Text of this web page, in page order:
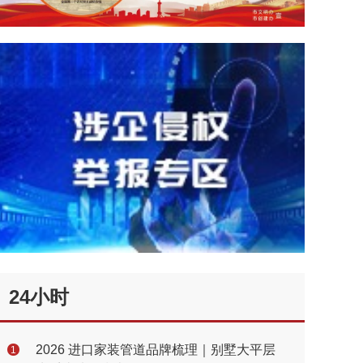
24小时
1
2026 进口家装管道品牌梳理｜别墅大平层